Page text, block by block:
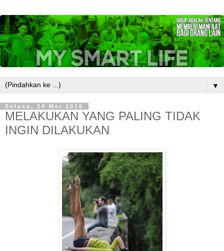
▼
Selasa, 24 Mei 2016
MELAKUKAN YANG PALING TIDAK
INGIN DILAKUKAN